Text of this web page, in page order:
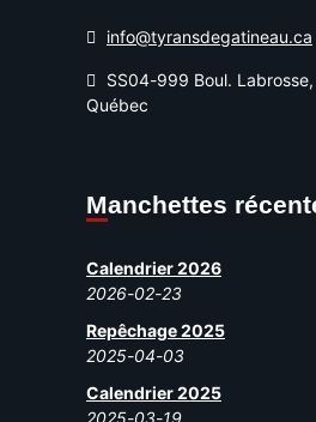
info@tyransdegatineau.ca
SS04-999 Boul. Labrosse,
Québec
Manchettes
Calendrier 2026
2026-02-23
Repêchage 2025
2025-04-03
Calendrier 2025
2025-03-19